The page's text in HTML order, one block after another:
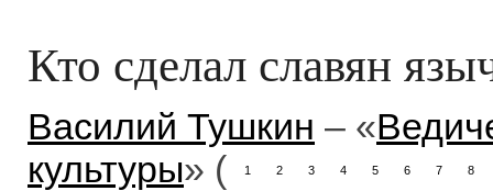
Кто сделал славян
Василий Тушкин – «
культуры» ( 1 2 3 4 5 6 7 8